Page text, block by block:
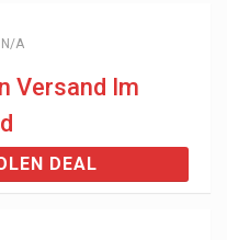
A
Versand Im
DEAL